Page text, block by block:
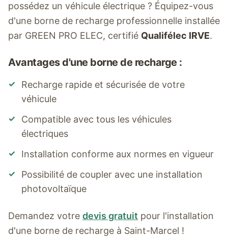
possédez un véhicule électrique ? Équipez-vous
d'une borne de recharge professionnelle installée
par GREEN PRO ELEC, certifié Qualifélec IRVE.
Avantages d'une borne de recharge :
✓
Recharge rapide et sécurisée de votre
véhicule
✓
Compatible avec tous les véhicules
électriques
✓ Installation conforme aux normes en vigueur
✓
Possibilité de coupler avec une installation
photovoltaïque
Demandez votre devis gratuit pour l'installation
d'une borne de recharge à Saint-Marcel !